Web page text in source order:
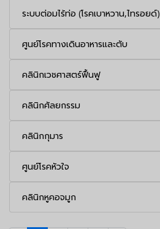
ระบบต่อมไร้ท่อ (โรคเบาหวาน,ไทรอยด์)
ศูนย์โรคทางเดินอาหารและตับ
คลินิกเวชศาสตร์ฟื้นฟู
คลินิกศัลยกรรม
คลินิกกุมาร
ศูนย์โรคหัวใจ
คลินิกหูคอจมูก